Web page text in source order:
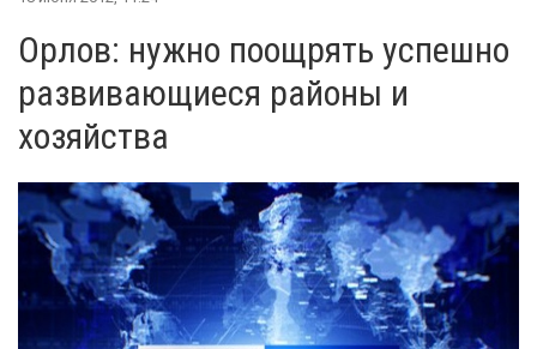
Орлов: нужно поощрять успешно
развивающиеся районы и
хозяйства